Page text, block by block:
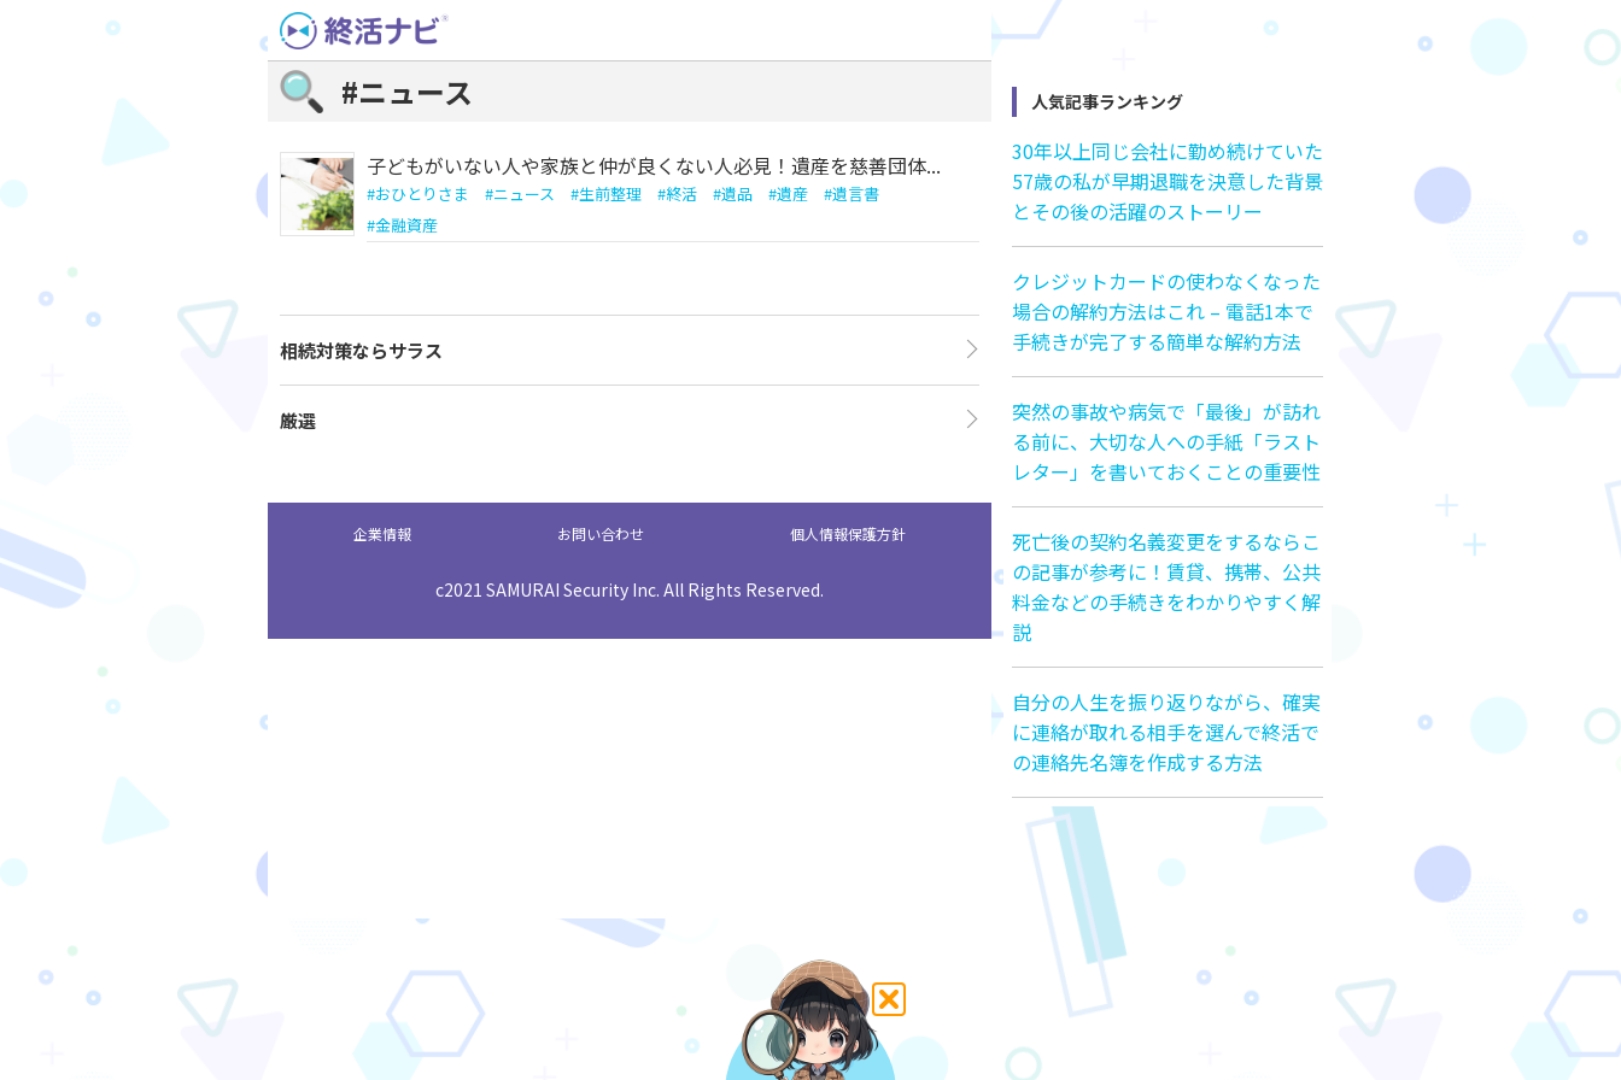
Skip
to
content
#ニュース
子どもがいない人や家族と仲が良くない人必見！遺産を慈善団体...
#おひとりさま #ニュース #生前整理 #終活 #遺品 #遺産 #遺言書
#金融資産
相続対策ならサラス
厳選
企業情報 お問い合わせ 個人情報保護方針
c2021 SAMURAI Security Inc. All Rights Reserved.
人気記事ランキング
30年以上同じ会社に勤め続けていた
57歳の私が早期退職を決意した背景
とその後の活躍のストーリー
クレジットカードの使わなくなった
場合の解約方法はこれ – 電話1本で
手続きが完了する簡単な解約方法
突然の事故や病気で「最後」が訪れ
る前に、大切な人への手紙「ラスト
レター」を書いておくことの重要性
死亡後の契約名義変更をするならこ
の記事が参考に！賃貸、携帯、公共
料金などの手続きをわかりやすく解
説
自分の人生を振り返りながら、確実
に連絡が取れる相手を選んで終活で
の連絡先名簿を作成する方法